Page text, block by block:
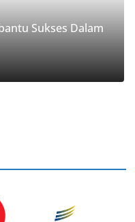
Sukses Dalam